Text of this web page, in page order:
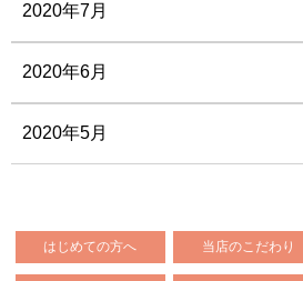
2020年7月
2020年6月
2020年5月
はじめての方へ 当店のこだわり